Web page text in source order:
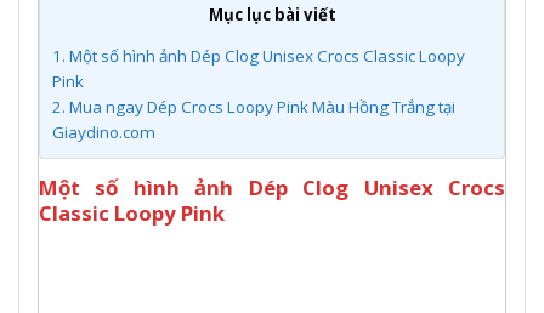
Mục lục bài viết
1. Một số hình ảnh Dép Clog Unisex Crocs Classic Loopy
Pink
2. Mua ngay Dép Crocs Loopy Pink Màu Hồng Trắng tại
Giaydino.com
Một số hình ảnh Dép Clog Unisex Crocs
Classic Loopy Pink